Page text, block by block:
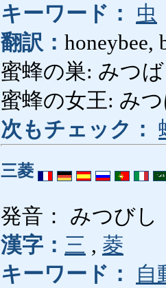
キーワード：
虫
翻訳： honeybee,
蜜蜂の巣: みつ
蜜蜂の女王: み
次もチェック：
三菱
発音： みつびし
漢字： 三 , 菱
キーワード：
自